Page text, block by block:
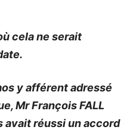
cela ne serait
y afférent adressé
Mr François FALL
avait réussi un accord